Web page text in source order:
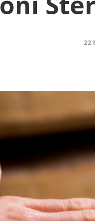
22